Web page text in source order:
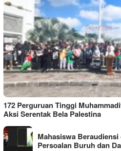
172 Perguruan Tinggi
Aksi Serentak Bela Palestina
Mahasiswa Beraudiensi
Persoalan Buruh dan